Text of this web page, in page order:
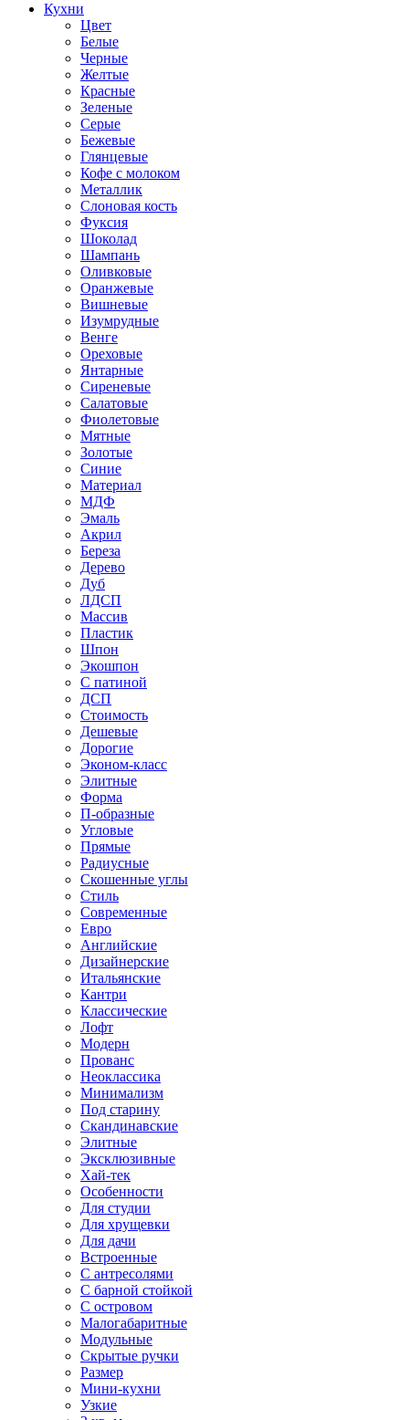
Кухни
Цвет
Белые
Черные
Желтые
Красные
Зеленые
Серые
Бежевые
Глянцевые
Кофе с молоком
Металлик
Слоновая кость
Фуксия
Шоколад
Шампань
Оливковые
Оранжевые
Вишневые
Изумрудные
Венге
Ореховые
Янтарные
Сиреневые
Салатовые
Фиолетовые
Мятные
Золотые
Синие
Материал
МДФ
Эмаль
Акрил
Береза
Дерево
Дуб
ЛДСП
Массив
Пластик
Шпон
Экошпон
С патиной
ДСП
Стоимость
Дешевые
Дорогие
Эконом-класс
Элитные
Форма
П-образные
Угловые
Прямые
Радиусные
Скошенные углы
Стиль
Современные
Евро
Английские
Дизайнерские
Итальянские
Кантри
Классические
Лофт
Модерн
Прованс
Неоклассика
Минимализм
Под старину
Скандинавские
Элитные
Эксклюзивные
Хай-тек
Особенности
Для студии
Для хрущевки
Для дачи
Встроенные
С антресолями
С барной стойкой
С островом
Малогабаритные
Модульные
Скрытые ручки
Размер
Мини-кухни
Узкие